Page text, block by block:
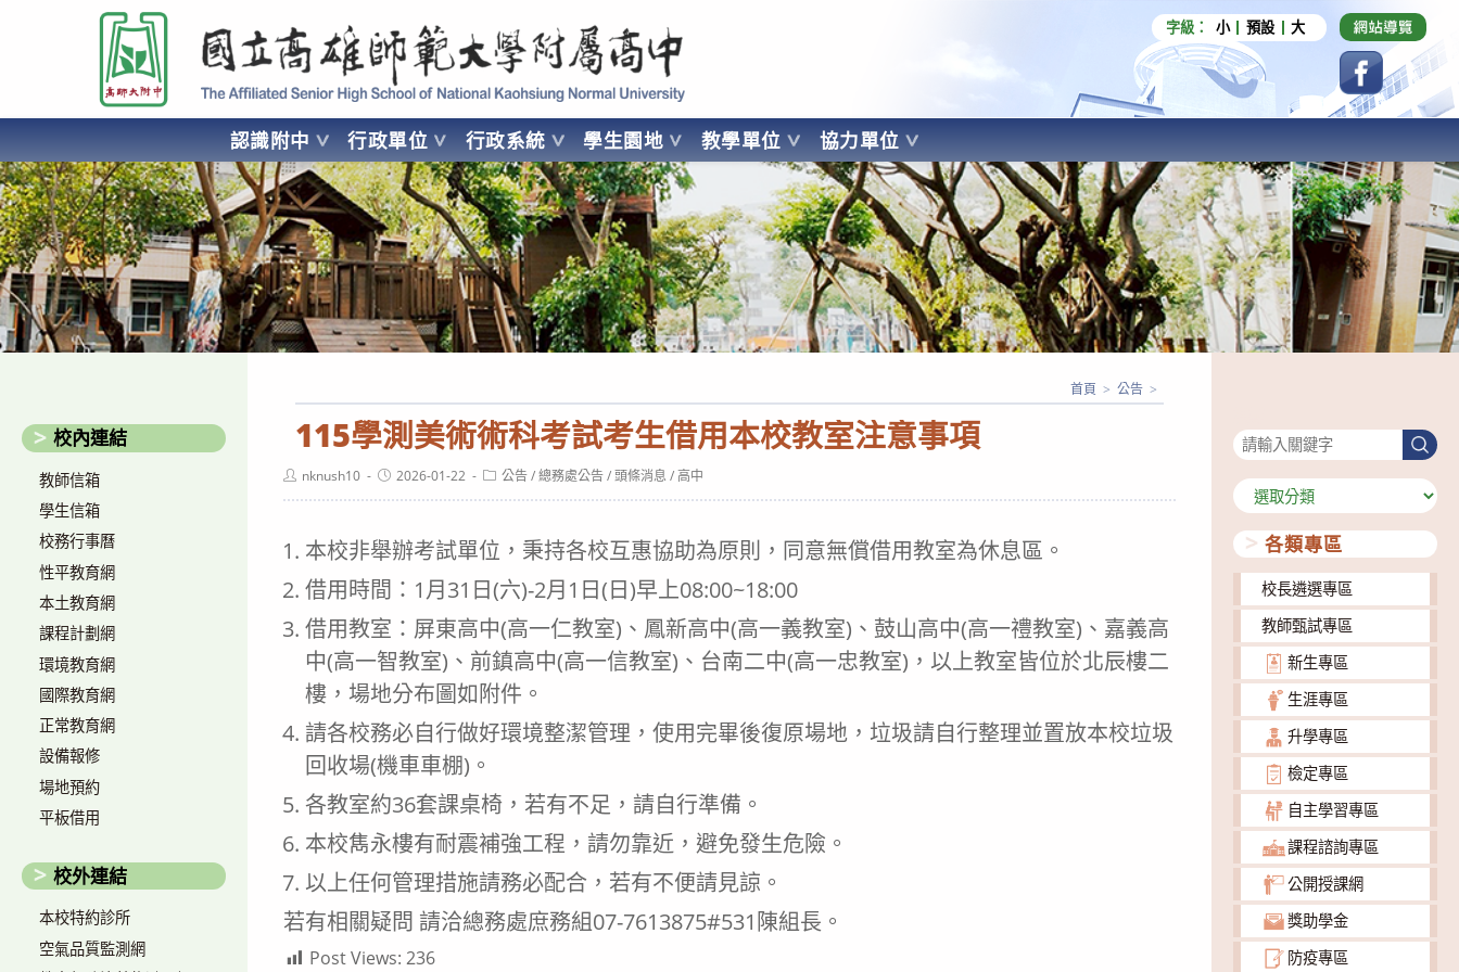
要
容
國立高雄師範大學附屬高級中學 Affiliated Senior High School of National Kaohsiung Normal University
字級： 小 預設 大
認識附中 行政單位 行政系統 學生園地 教學單位 協力單位
AFFILIATED SENIOR HIGH SCHOOL OF NATIONAL KAOHSIUNG NORMAL UNIVERSITY
115學測美術術科考試考生借用本校教室注意事項
首頁 > 公告 >
Postnknush10
Post2026-01-22
Post公告 / 總務處公告 / 頭條消息 / 高中
本校非舉辦考試單位，秉持各校互惠協助為原則，同意無償借用教室為休息區。
借用時間：1月31日(六)-2月1日(日)早上08:00~18:00
借用教室：屏東高中(高一仁教室)、鳳新高中(高一義教室)、鼓山高中(高一禮教室)、嘉義高
中(高一智教室)、前鎮高中(高一信教室)、台南二中(高一忠教室)，以上教室皆位於北辰樓二
樓，場地分布圖如附件。
請各校務必自行做好環境整潔管理，使用完畢後復原場地，垃圾請自行整理並置放本校垃圾
回收場(機車車棚)。
各教室約36套課桌椅，若有不足，請自行準備。
本校雋永樓有耐震補強工程，請勿靠近，避免發生危險。
以上任何管理措施請務必配合，若有不便請見諒。
若有相關疑問 請洽總務處庶務組07-7613875#531陳組長。
Post Views: 236
校內連結
教師信箱
學生信箱
校務行事曆
性平教育網
本土教育網
課程計劃網
環境教育網
國際教育網
正常教育網
設備報修
場地預約
平板借用
校外連結
本校特約診所
空氣品質監測網
搜
尋
分
類
各類專區
校長遴選專區
教師甄試專區
新生專區
生涯專區
升學專區
檢定專區
自主學習專區
課程諮詢專區
公開授課網
獎助學金
防疫專區